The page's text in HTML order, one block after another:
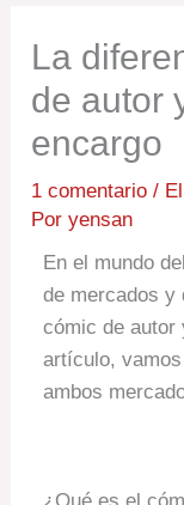
La
de autor
encargo
1 comentario /
Poryensan
En el mundo
de mercados y
cómic de autor
artículo,
ambos